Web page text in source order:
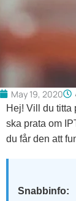
May 19, 2020
Hej! Vill du titta
ska prata om
du får den att
Snabbinfo: